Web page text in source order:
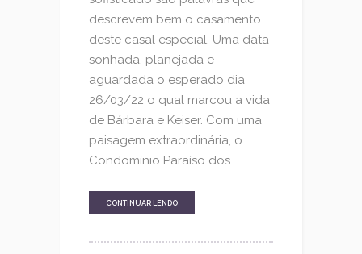
descrevem bem o casamento
deste casal especial. Uma data
sonhada, planejada e
aguardada o esperado dia
26/03/22 o qual marcou a vida
de Bárbara e Keiser. Com uma
paisagem extraordinária, o
Condomínio Paraíso dos...
CONTINUAR LENDO